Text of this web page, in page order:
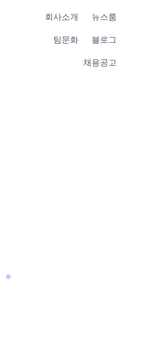
회사소개 뉴스룸
팀문화 블로그
채용공고